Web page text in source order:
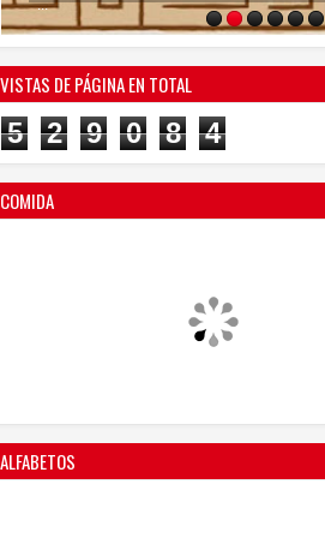
...
VISTAS DE PÁGINA EN TOTAL
5 2 9 0 8 4
COMIDA
ALFABETOS